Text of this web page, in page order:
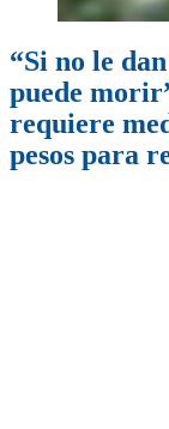
“Si no le
puede
requiere
pesos para